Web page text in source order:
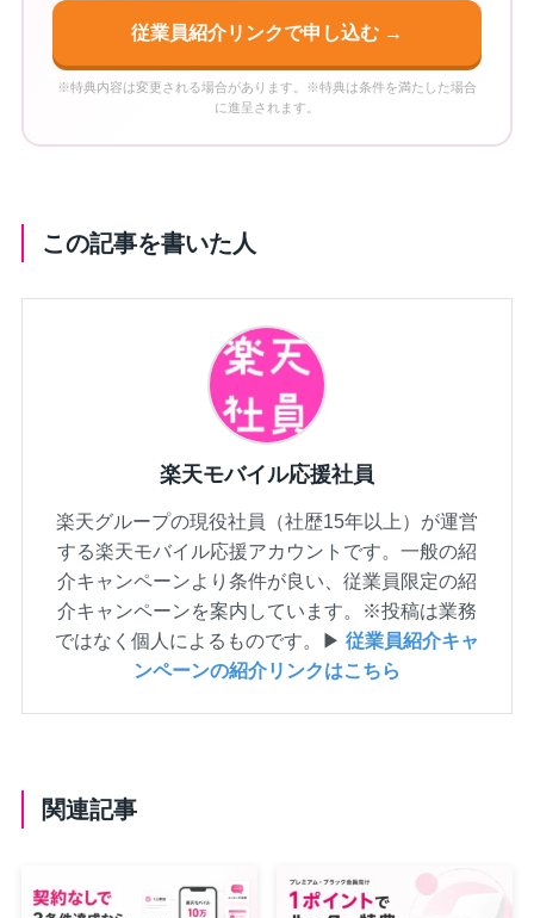
従業員紹介リンクで申し込む →
※特典内容は変更される場合があります。※特典は条件を満たした場合
に進呈されます。
この記事を書いた人
楽天モバイル応援社員
楽天グループの現役社員（社歴15年以上）が運営
する楽天モバイル応援アカウントです。一般の紹
介キャンペーンより条件が良い、従業員限定の紹
介キャンペーンを案内しています。※投稿は業務
ではなく個人によるものです。▶ 従業員紹介キャ
ンペーンの紹介リンクはこちら
関連記事